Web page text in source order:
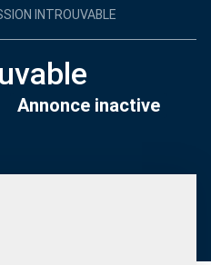
INTROUVABLE
Annonce inactive